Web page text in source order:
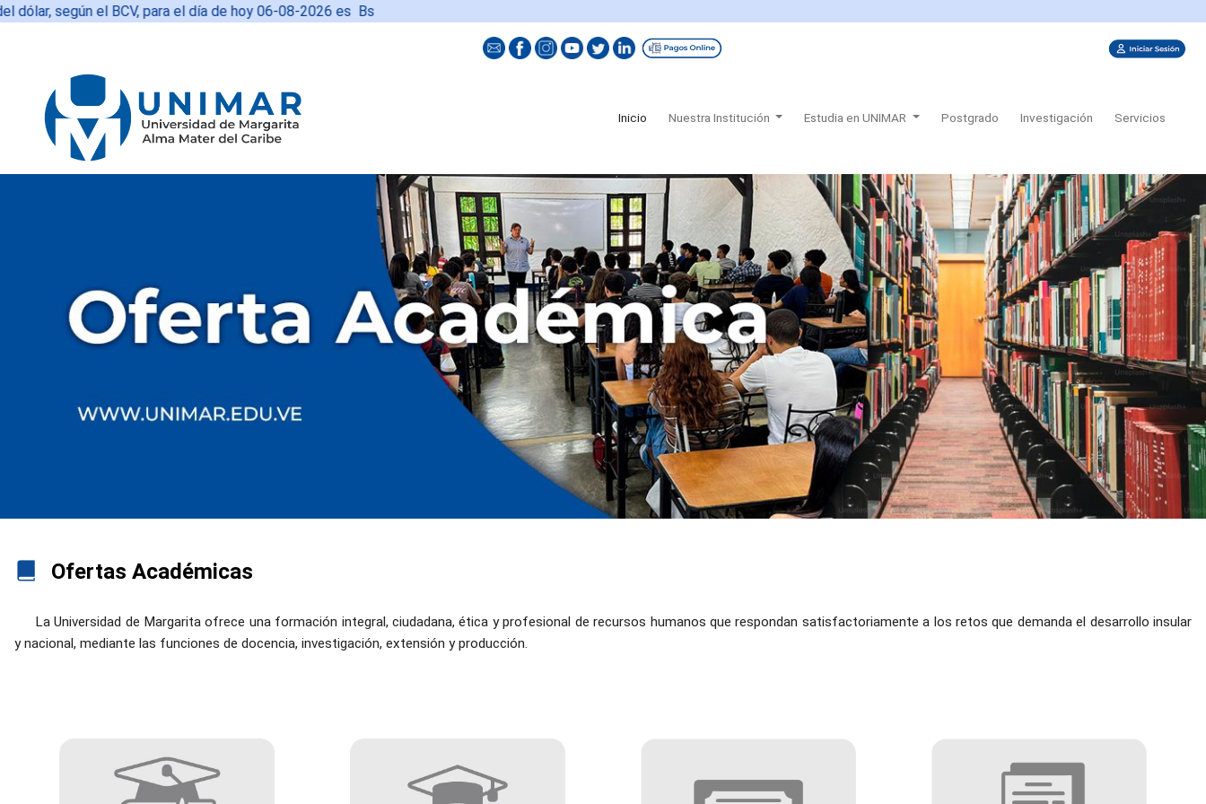
según el BCV, para el día de hoy 06-08-2026 esBs
Inicio(current)Nuestra Institución Estudia en UNIMAR Postgrado Investigación Servicios
Ofertas Académicas
La Universidad de Margarita ofrece una formación integral, ciudadana, ética y profesional de recursos humanos que respondan satisfactoriamente a los retos que demanda el desarrollo insular
y nacional, mediante las funciones de docencia, investigación, extensión y producción.